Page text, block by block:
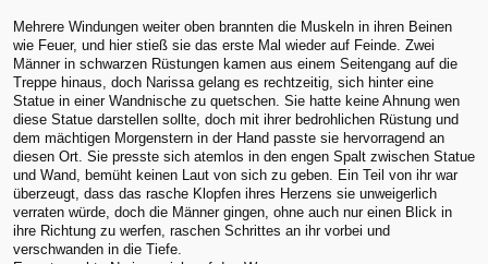
Mehrere Windungen weiter oben brannten die Muskeln in ihren Beinen
wie Feuer, und hier stieß sie das erste Mal wieder auf Feinde. Zwei
Männer in schwarzen Rüstungen kamen aus einem Seitengang auf die
Treppe hinaus, doch Narissa gelang es rechtzeitig, sich hinter eine
Statue in einer Wandnische zu quetschen. Sie hatte keine Ahnung wen
diese Statue darstellen sollte, doch mit ihrer bedrohlichen Rüstung und
dem mächtigen Morgenstern in der Hand passte sie hervorragend an
diesen Ort. Sie presste sich atemlos in den engen Spalt zwischen Statue
und Wand, bemüht keinen Laut von sich zu geben. Ein Teil von ihr war
überzeugt, dass das rasche Klopfen ihres Herzens sie unweigerlich
verraten würde, doch die Männer gingen, ohne auch nur einen Blick in
ihre Richtung zu werfen, raschen Schrittes an ihr vorbei und
verschwanden in die Tiefe.